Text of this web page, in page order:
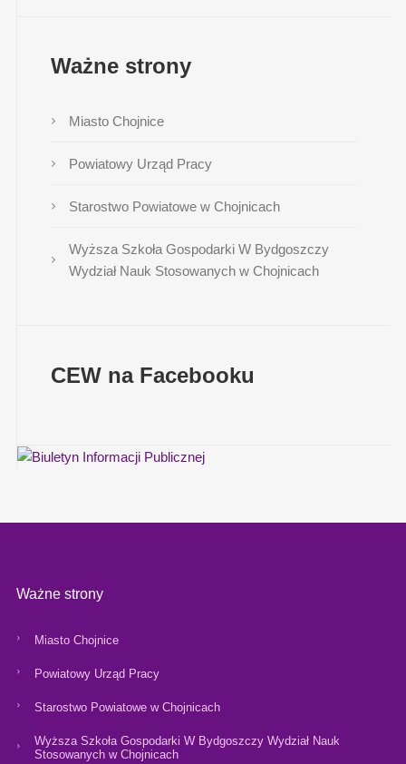
Ważne strony
Miasto Chojnice
Powiatowy Urząd Pracy
Starostwo Powiatowe w Chojnicach
Wyższa Szkoła Gospodarki W Bydgoszczy
Wydział Nauk Stosowanych w Chojnicach
CEW na Facebooku
Ważne strony
Miasto Chojnice
Powiatowy Urząd Pracy
Starostwo Powiatowe w Chojnicach
Wyższa Szkoła Gospodarki W Bydgoszczy Wydział Nauk
Stosowanych w Chojnicach